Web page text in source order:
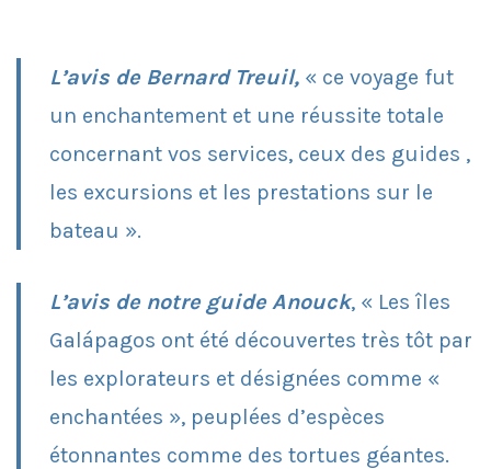
L’avis de Bernard Treuil, « ce voyage fut
un enchantement et une réussite totale
concernant vos services, ceux des guides ,
les excursions et les prestations sur le
bateau ».
L’avis de notre guide Anouck, « Les îles
Galápagos ont été découvertes très tôt par
les explorateurs et désignées comme «
enchantées », peuplées d’espèces
étonnantes comme des tortues géantes.